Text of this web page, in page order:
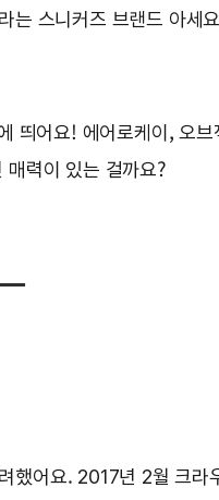
라는 스니커즈 브랜드 아세
띄어요! 에어로케이, 오
매력이 있는 걸까요?
했어요. 2017년 2월 크